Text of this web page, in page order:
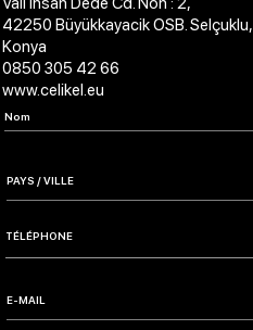
42250 Büyükkayacik OSB. Selçuklu,
Konya
0850 305 42 66
www.celikel.eu